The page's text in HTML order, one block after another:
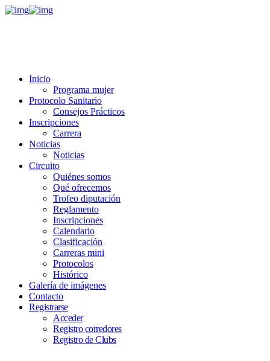
Inicio
Programa mujer
Protocolo Sanitario
Consejos Prácticos
Inscripciones
Carrera
Noticias
Noticias
Circuito
Quiénes somos
Qué ofrecemos
Trofeo diputación
Reglamento
Inscripciones
Calendario
Clasificación
Carreras mini
Protocolos
Histórico
Galería de imágenes
Contacto
Registrarse
Acceder
Registro corredores
Registro de Clubs